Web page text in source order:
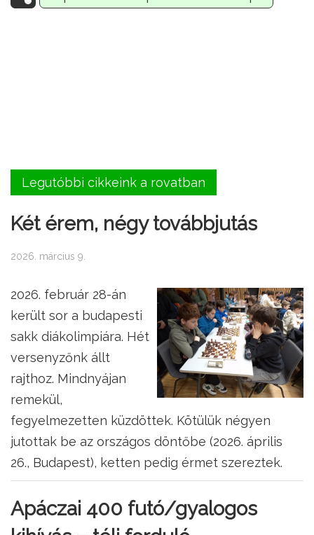
Legutóbbi cikkeink a rovatban
Két érem, négy továbbjutás
2026. március 9.
2026. február 28-án
került sor a budapesti
sakk diákolimpiára. Hét
versenyzőnk állt
rajthoz. Mindnyájan
remekül,
fegyelmezetten küzdöttek. Kötülük négyen
jutottak be az országos döntőbe (2026. április
26., Budapest), ketten pedig érmet szereztek.
Apáczai 400 futó/gyalogos